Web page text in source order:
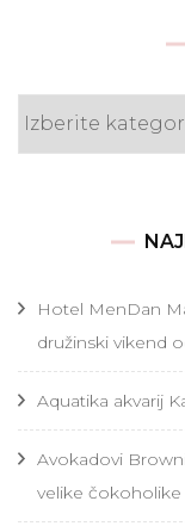
Hotel MenDan
družinski vikend
Aquatika akvarij
Avokadovi
velike čokoholike